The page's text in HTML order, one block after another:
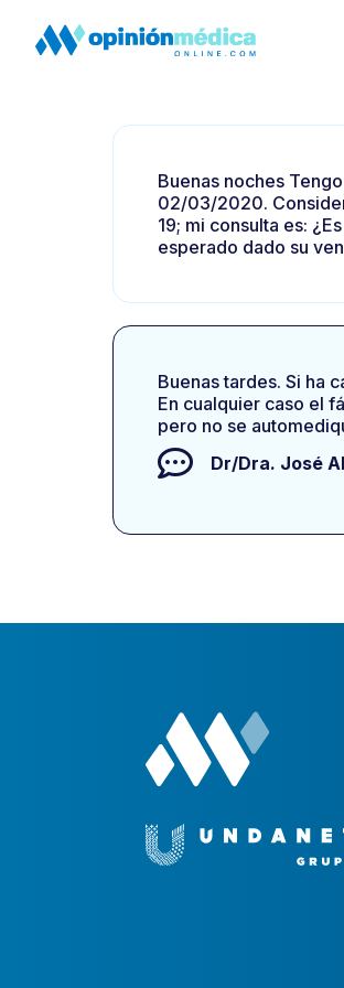
Buenas noches
02/03/2020.
19; mi consulta es:
esperado dado su
Buenas tardes. Si ha
En cualquier caso el
pero no se
Dr/Dra. José